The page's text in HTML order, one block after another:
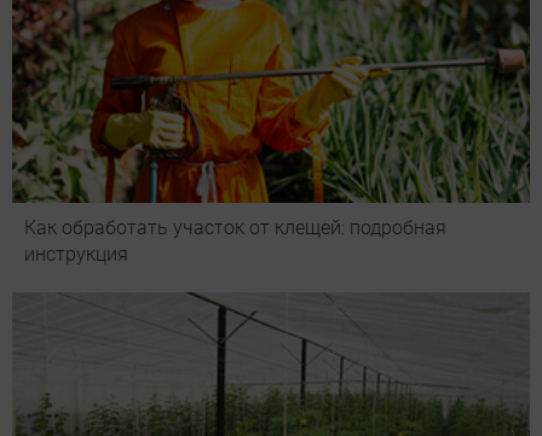
Как обработать участок от клещей: подробная
инструкция